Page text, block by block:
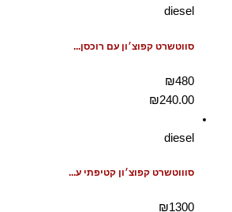
diesel
סווטשרט קפוצ׳ון עם רוכסן...
₪480
₪240.00
diesel
סוווטשרט קפוצ׳ון קטיפתי ע...
₪1300